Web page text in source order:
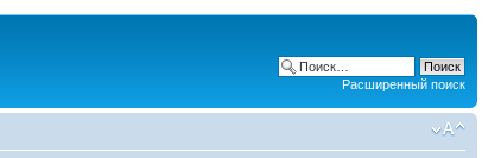
Расширенный поиск